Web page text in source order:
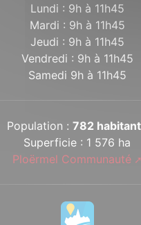
Lundi : 9h à 11h45
Mardi : 9h à 11h45
Jeudi : 9h à 11h45
Vendredi : 9h à 11h45
Samedi 9h à 11h45
Population :782
Superficie : 1 576 ha
Ploërmel Communauté